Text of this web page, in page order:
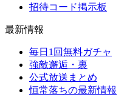
招待コード掲示板
最新情報
毎日1回無料ガチャ
強敵邂逅・裏
公式放送まとめ
恒常落ちの最新情報